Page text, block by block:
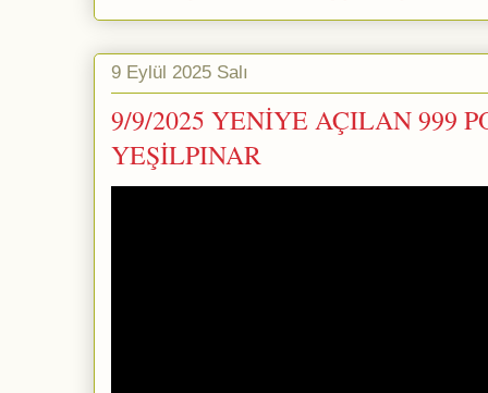
9 Eylül 2025 Salı
9/9/2025 YENİYE AÇILAN 999
YEŞİLPINAR